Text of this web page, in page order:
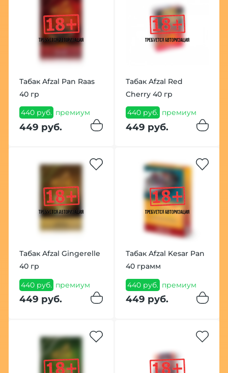
Табак Afzal Pan Raas
40 гр
440 руб. премиум
449 руб.
Табак Afzal Red
Cherry 40 гр
440 руб. премиум
449 руб.
Табак Afzal Gingerelle
40 гр
440 руб. премиум
449 руб.
Табак Afzal Kesar Pan
40 грамм
440 руб. премиум
449 руб.